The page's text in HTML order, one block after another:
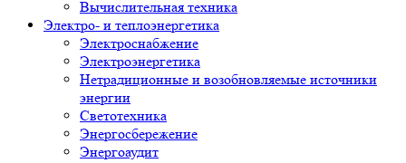
Вычислительная техника
Электро- и теплоэнергетика
Электроснабжение
Электроэнергетика
Нетрадиционные и возобновляемые источники
энергии
Светотехника
Энергосбережение
Энергоаудит